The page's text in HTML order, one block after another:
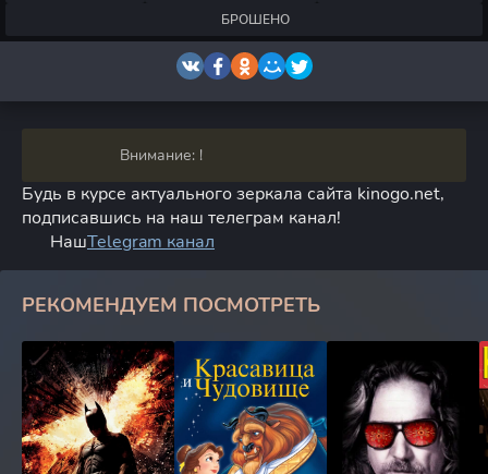
БРОШЕНО
Внимание: !
Будь в курсе актуального зеркала сайта kinogo.net,
подписавшись на наш телеграм канал!
НашTelegram канал
РЕКОМЕНДУЕМ ПОСМОТРЕТЬ